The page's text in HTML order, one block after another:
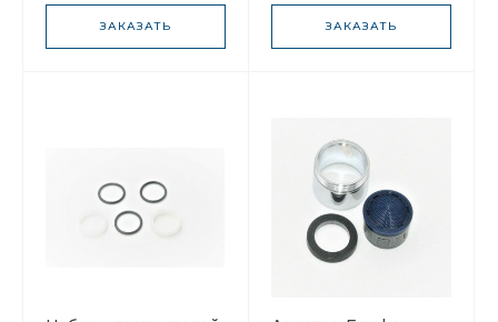
ЗАКАЗАТЬ ЗАКАЗАТЬ